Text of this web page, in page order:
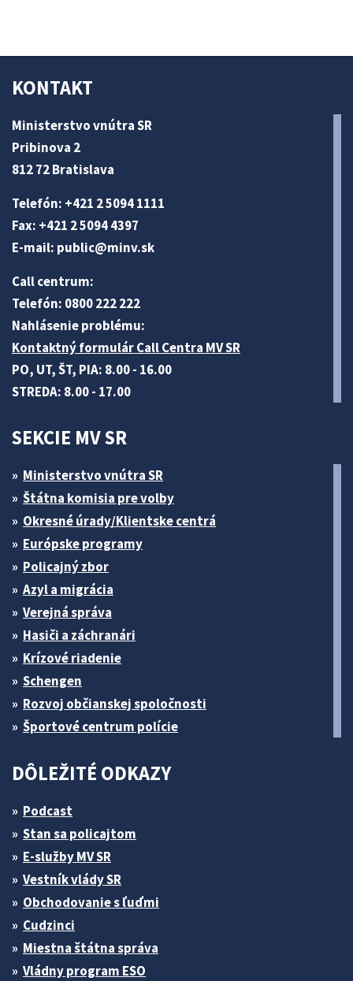
KONTAKT
Ministerstvo vnútra SR
Pribinova 2
812 72 Bratislava
Telefón: +421 2 5094 1111
Fax: +421 2 5094 4397
E-mail: public@minv.sk
Call centrum:
Telefón: 0800 222 222
Nahlásenie problému:
Kontaktný formulár Call Centra MV SR
PO, UT, ŠT, PIA: 8.00 - 16.00
STREDA: 8.00 - 17.00
SEKCIE MV SR
Ministerstvo vnútra SR
Štátna komisia pre volby
Okresné úrady/Klientske centrá
Európske programy
Policajný zbor
Azyl a migrácia
Verejná správa
Hasiči a záchranári
Krízové riadenie
Schengen
Rozvoj občianskej spoločnosti
Športové centrum polície
DÔLEŽITÉ ODKAZY
Podcast
Stan sa policajtom
E-služby MV SR
Vestník vlády SR
Obchodovanie s ľuďmi
Cudzinci
Miestna štátna správa
Vládny program ESO